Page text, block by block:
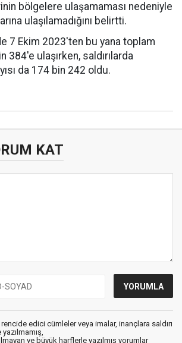
bölgelere ulaşamaması nedeniyle
ulaşılamadığını belirtti.
7 Ekim 2023'ten bu yana toplam
384'e ulaşırken, saldırılarda
da 174 bin 242 oldu.
KAT
edici cümleler veya imalar, inançlara saldırı
ve büyük harflerle yazılmış yorumlar